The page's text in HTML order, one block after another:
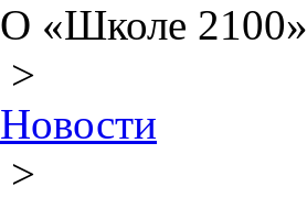
О «Школе 2100»
>
Новости
>